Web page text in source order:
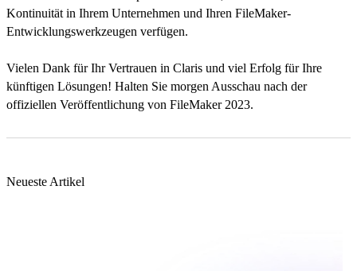
Kontinuität in Ihrem Unternehmen und Ihren FileMaker-
Entwicklungswerkzeugen verfügen.
Vielen Dank für Ihr Vertrauen in Claris und viel Erfolg für Ihre
künftigen Lösungen! Halten Sie morgen Ausschau nach der
offiziellen Veröffentlichung von FileMaker 2023.
Neueste Artikel